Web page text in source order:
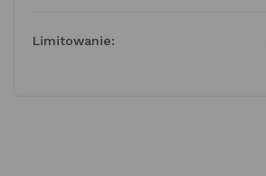
Limitowanie: